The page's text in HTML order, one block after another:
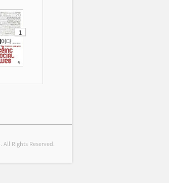
1
All Rights Reserved.